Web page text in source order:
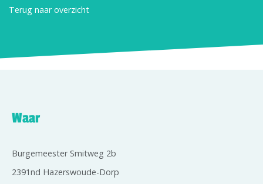
Terug naar overzicht
Waar
Burgemeester Smitweg 2b
2391nd Hazerswoude-Dorp